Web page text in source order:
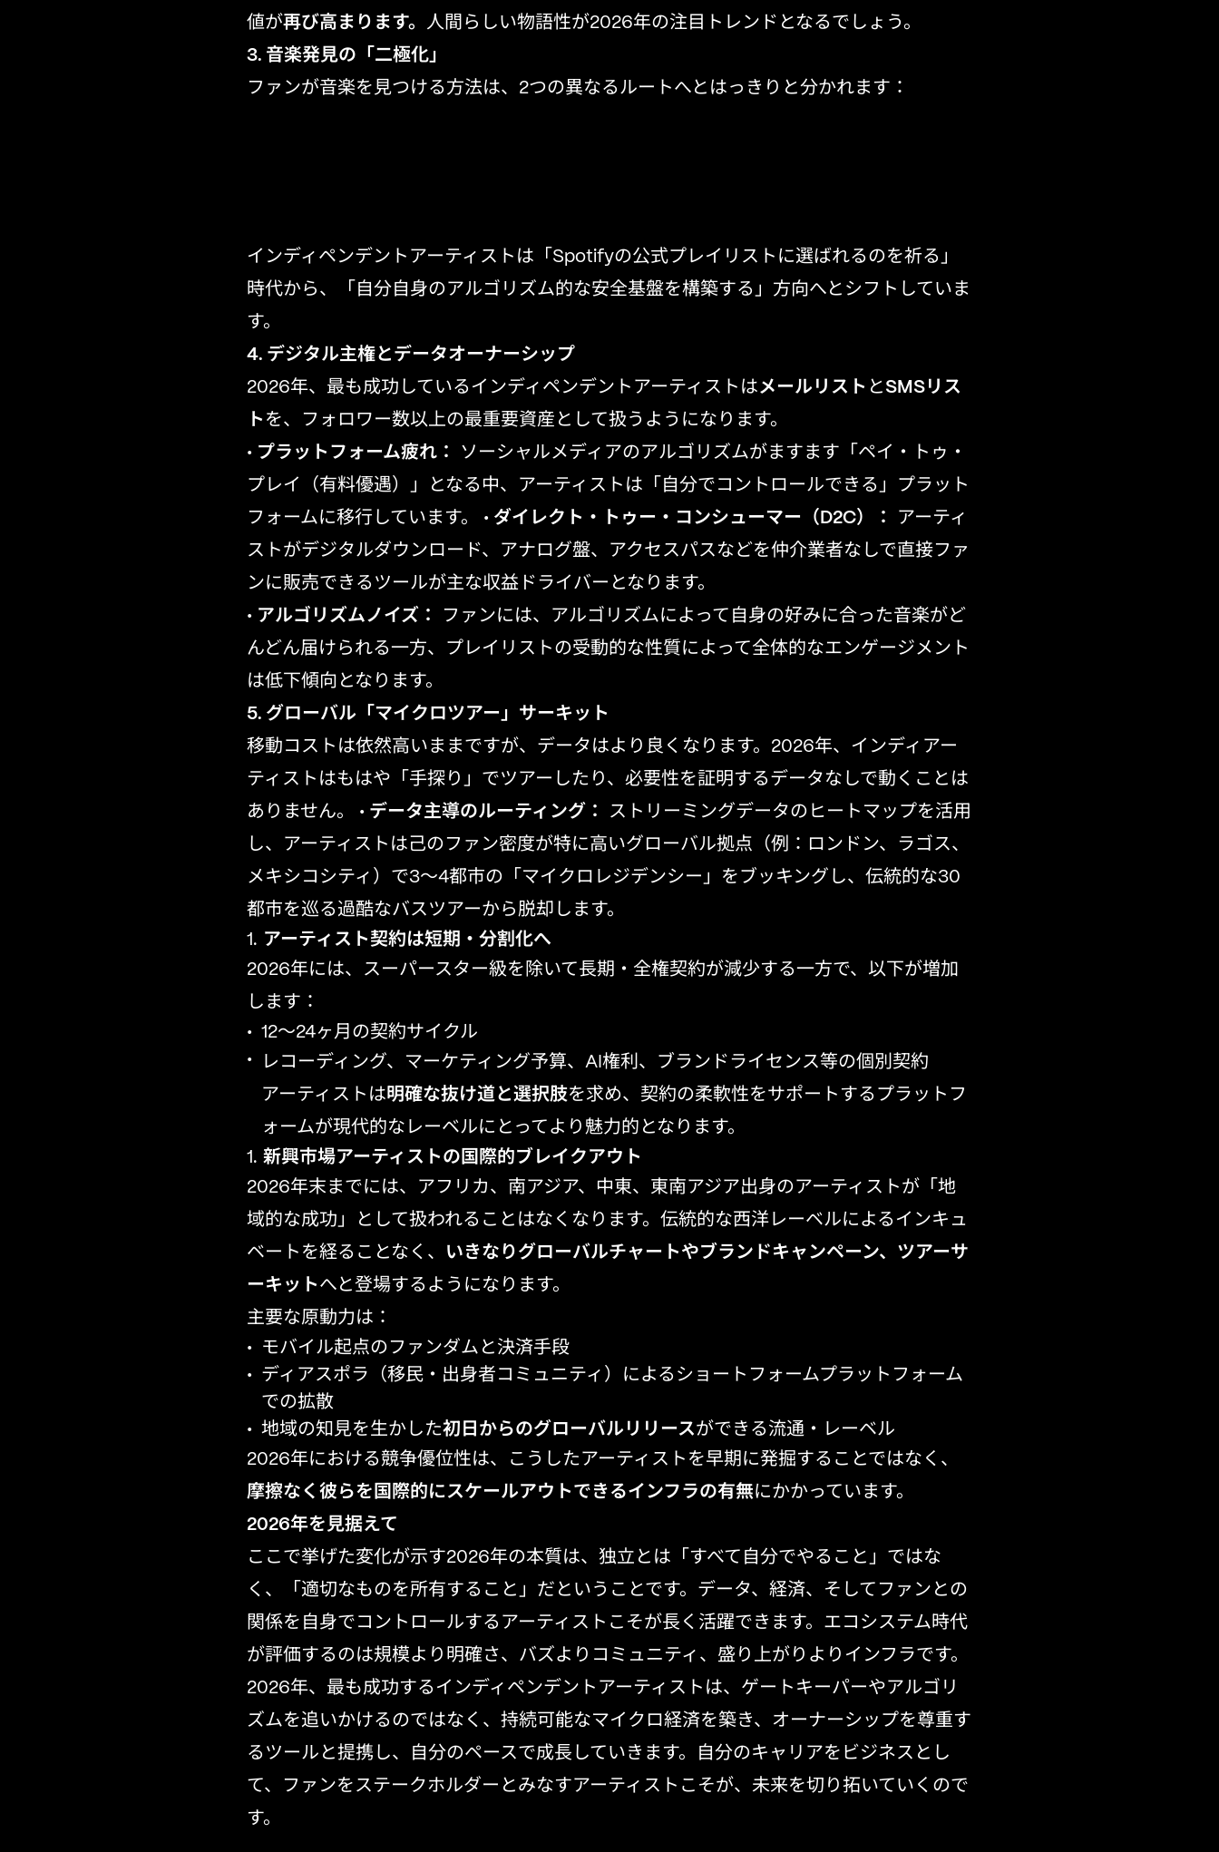
値が再び高まります。 人間らしい物語性が2026年の注目トレンドとなるでしょう。
3. 音楽発見の「二極化」
ファンが音楽を見つける方法は、2つの異なるルートへとはっきりと分かれます：
インディペンデントアーティストは「Spotifyの公式プレイリストに選ばれるのを祈る」
時代から、「自分自身のアルゴリズム的な安全基盤を構築する」方向へとシフトしていま
す。
4. デジタル主権とデータオーナーシップ
2026年、最も成功しているインディペンデントアーティストはメールリスト と SMSリス
ト を、フォロワー数以上の最重要資産として扱うようになります。
• プラットフォーム疲れ：
ソーシャルメディアのアルゴリズムがますます「ペイ・トゥ・
プレイ（有料優遇）」となる中、アーティストは「自分でコントロールできる」プラット
フォームに移行しています。 • ダイレクト・トゥー・コンシューマー（D2C）：
アーティ
ストがデジタルダウンロード、アナログ盤、アクセスパスなどを仲介業者なしで直接ファ
ンに販売できるツールが主な収益ドライバーとなります。
• アルゴリズムノイズ：
ファンには、アルゴリズムによって自身の好みに合った音楽がど
んどん届けられる一方、プレイリストの受動的な性質によって全体的なエンゲージメント
は低下傾向となります。
5. グローバル「マイクロツアー」サーキット
移動コストは依然高いままですが、データはより良くなります。2026年、インディアー
ティストはもはや「手探り」でツアーしたり、必要性を証明するデータなしで動くことは
ありません。 • データ主導のルーティング：
ストリーミングデータのヒートマップを活用
し、アーティストは己のファン密度が特に高いグローバル拠点（例：ロンドン、ラゴス、
メキシコシティ）で3～4都市の「マイクロレジデンシー」をブッキングし、伝統的な30
都市を巡る過酷なバスツアーから脱却します。
アーティスト契約は短期・分割化へ
2026年には、スーパースター級を除いて長期・全権契約が減少する一方で、以下が増加
します：
12～24ヶ月の契約サイクル
レコーディング、マーケティング予算、AI権利、ブランドライセンス等の個別契約
アーティストは明確な抜け道と選択肢を求め、契約の柔軟性をサポートするプラットフ
ォームが現代的なレーベルにとってより魅力的となります。
新興市場アーティストの国際的ブレイクアウト
2026年末までには、アフリカ、南アジア、中東、東南アジア出身のアーティストが「地
域的な成功」として扱われることはなくなります。伝統的な西洋レーベルによるインキュ
ベートを経ることなく、
いきなりグローバルチャートやブランドキャンペーン、ツアーサ
ーキット へと登場するようになります。
主要な原動力は：
モバイル起点のファンダムと決済手段
ディアスポラ（移民・出身者コミュニティ）によるショートフォームプラットフォーム
での拡散
地域の知見を生かした初日からのグローバルリリースができる流通・レーベル
2026年における競争優位性は、こうしたアーティストを早期に発掘することではなく、
摩擦なく彼らを国際的にスケールアウトできるインフラの有無にかかっています。
2026年を見据えて
ここで挙げた変化が示す2026年の本質は、独立とは「すべて自分でやること」ではな
く、「適切なものを所有すること」だということです。データ、経済、そしてファンとの
関係を自身でコントロールするアーティストこそが長く活躍できます。エコシステム時代
が評価するのは規模より明確さ、バズよりコミュニティ、盛り上がりよりインフラです。
2026年、最も成功するインディペンデントアーティストは、ゲートキーパーやアルゴリ
ズムを追いかけるのではなく、持続可能なマイクロ経済を築き、オーナーシップを尊重す
るツールと提携し、自分のペースで成長していきます。自分のキャリアをビジネスとし
て、ファンをステークホルダーとみなすアーティストこそが、未来を切り拓いていくので
す。